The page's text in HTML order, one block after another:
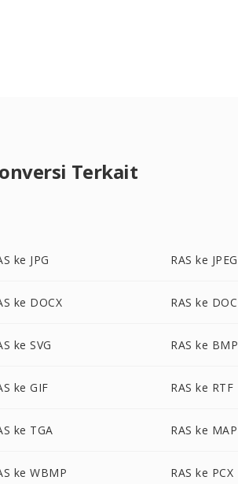
Terkait
ke JPG RAS ke JPEG
ke DOCX RAS ke DOC
ke SVG RAS ke BMP
ke GIF RAS ke RTF
ke TGA RAS ke MAP
ke WBMP RAS ke PCX